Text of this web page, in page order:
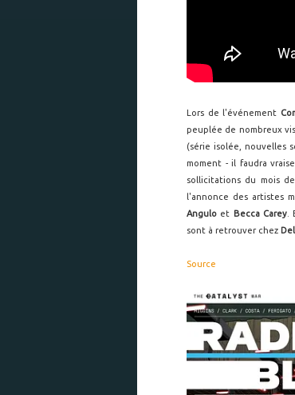
Lors de l'événement
peuplée de nombreux
(série isolée, nouvelles
moment - il faudra
sollicitations du mois
l'annonce des artistes
Angulo et Becca Carey.
sont à retrouver chez
Source